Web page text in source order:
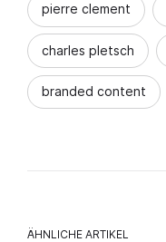
pierre clement
charles pletsch
branded content
ÄHNLICHE ARTIKEL